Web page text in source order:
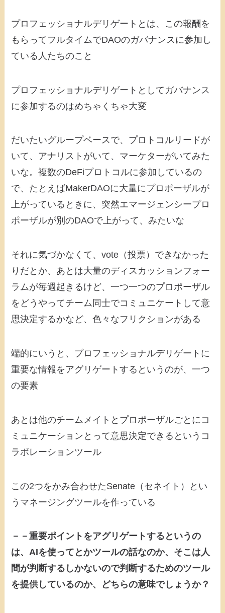
プロフェッショナルデリゲートとは、この報酬を
もらってフルタイムでDAOのガバナンスに参加し
ている人たちのこと
プロフェッショナルデリゲートとしてガバナンス
に参加するのはめちゃくちゃ大変
だいたいグループベースで、プロトコルリードが
いて、アナリストがいて、マーケターがいてみた
いな。複数のDeFiプロトコルに参加しているの
で、たとえばMakerDAOに大量にプロポーザルが
上がっているときに、突然エマージェンシープロ
ポーザルが別のDAOで上がって、みたいな
それに気づかなくて、vote（投票）できなかった
りだとか、あとは大量のディスカッションフォー
ラムが毎週起きるけど、一つ一つのプロポーザル
をどうやってチーム同士でコミュニケートして意
思決定するかなど、色々なフリクションがある
端的にいうと、プロフェッショナルデリゲートに
重要な情報をアグリゲートするというのが、一つ
の要素
あとは他のチームメイトとプロポーザルごとにコ
ミュニケーションとって意思決定できるというコ
ラボレーションツール
この2つをかみ合わせたSenate（セネイト）とい
うマネージングツールを作っている
－－重要ポイントをアグリゲートするというの
は、AIを使ってとかツールの話なのか、そこは人
間が判断するしかないので判断するためのツール
を提供しているのか、どちらの意味でしょうか？